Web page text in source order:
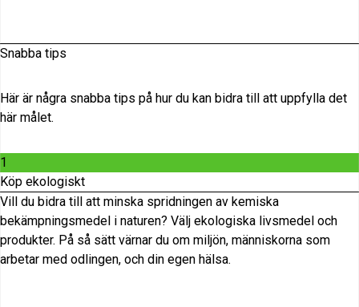
Snabba tips
Här är några snabba tips på hur du kan bidra till att uppfylla det
här målet.
1
Köp ekologiskt
Vill du bidra till att minska spridningen av kemiska
bekämpningsmedel i naturen? Välj ekologiska livsmedel och
produkter. På så sätt värnar du om miljön, människorna som
arbetar med odlingen, och din egen hälsa.